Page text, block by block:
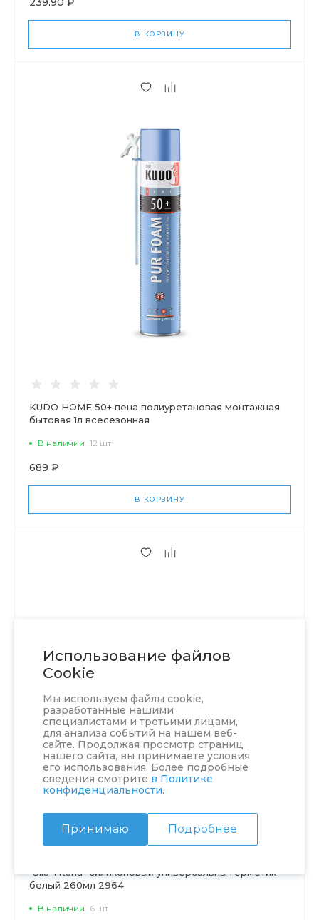
Использование файлов
Cookie
Мы используем файлы cookie,
разработанные нашими
специалистами и третьими лицами,
для анализа событий на нашем веб-
сайте. Продолжая просмотр страниц
нашего сайта, вы принимаете условия
его использования. Более подробные
сведения смотрите в Политике
конфиденциальности.
Принимаю Подробнее
В КОРЗИНУ
KUDO HOME 50+ пена полиуретановая монтажная
бытовая 1л всесезонная
В наличии 12 шт
689 ₽
В КОРЗИНУ
"Sila Titana" силиконовый универсальны герметик
белый 260мл 2964
В наличии 6 шт